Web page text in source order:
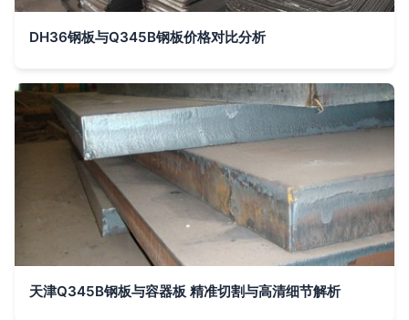
DH36钢板与Q345B钢板价格对比分析
天津Q345B钢板与容器板 精准切割与高清细节解析